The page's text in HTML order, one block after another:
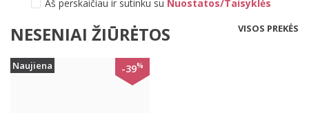
Aš perskaičiau ir sutinku su Nuostatos/Taisyklės
NESENIAI ŽIŪRĖTOS VISOS PREKĖS
Naujiena -39%